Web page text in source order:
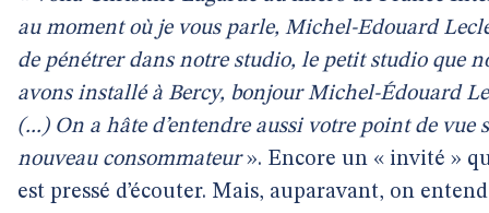
au moment où je vous parle, Michel-Edouard
de pénétrer dans notre studio, le petit studio que
avons installé à Bercy, bonjour Michel-Édouard
(...) On a hâte d’entendre aussi votre point de vue
nouveau consommateur». Encore un « invité »
est pressé d’écouter. Mais, auparavant, on entend